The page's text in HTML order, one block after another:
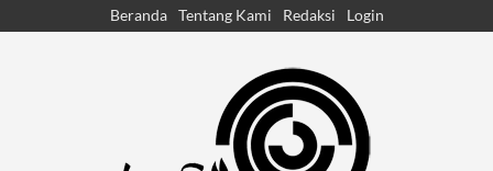
Beranda Tentang Kami Redaksi Login